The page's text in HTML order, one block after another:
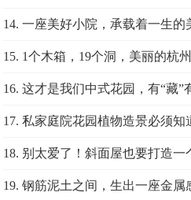
州防腐木庭院给你答案~
14. 一座美好小院，承载着一生的
15. 1个木箱，19个洞，美丽的杭
16. 这才是我们中式花园，有“藏”
17. 私家庭院花园植物造景必须
吗？
18. 别太爱了！斜面屋也要打造一
19. 钢筋泥土之间，生出一座金属